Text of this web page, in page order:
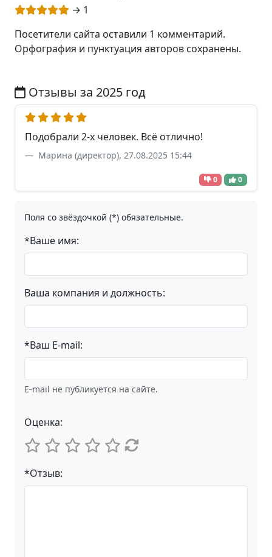
→ 1
Посетители сайта оставили 1 комментарий.
Орфография и пунктуация авторов сохранены.
Отзывы за 2025 год
Подобрали 2-х человек. Всё отлично!
Марина (директор), 27.08.2025 15:44
0 0
Поля со звёздочкой (*) обязательные.
*Ваше имя:
Ваша компания и должность:
*Ваш E-mail:
E-mail не публикуется на сайте.
Оценка:
*Отзыв: